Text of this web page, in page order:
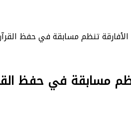
تنظم مسابقة في حفظ القرآن
مسابقة في حفظ